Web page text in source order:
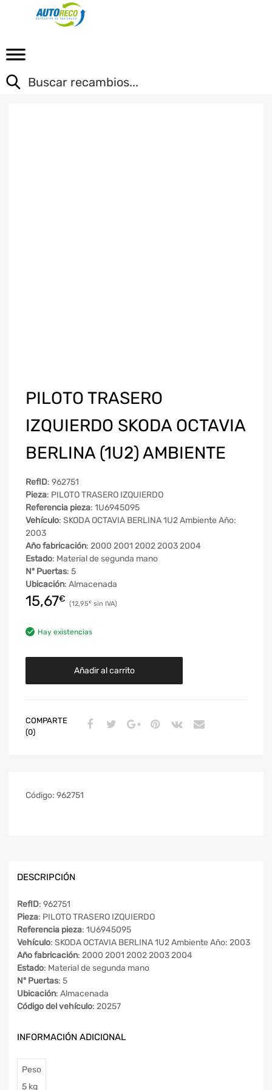
PILOTO TRASERO
IZQUIERDO SKODA OCTAVIA
BERLINA (1U2) AMBIENTE
RefID: 962751
Pieza: PILOTO TRASERO IZQUIERDO
Referencia pieza: 1U6945095
Vehículo: SKODA OCTAVIA BERLINA 1U2 Ambiente Año:
2003
Año fabricación: 2000 2001 2002 2003 2004
Estado: Material de segunda mano
Nº Puertas: 5
Ubicación: Almacenada
15,67€ 12,95€
Hay existencias
Añadir al carrito
COMPARTE
(0)
Código: 962751
DESCRIPCIÓN
RefID: 962751
Pieza: PILOTO TRASERO IZQUIERDO
Referencia pieza: 1U6945095
Vehículo: SKODA OCTAVIA BERLINA 1U2 Ambiente Año: 2003
Año fabricación: 2000 2001 2002 2003 2004
Estado: Material de segunda mano
Nº Puertas: 5
Ubicación: Almacenada
Código del vehículo: 20257
INFORMACIÓN ADICIONAL
Peso
5 kg